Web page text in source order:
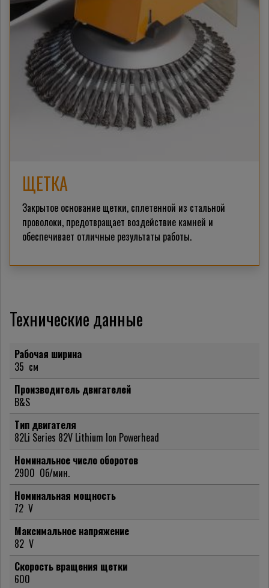
ЩЕТКА
Закрытое основание щетки, сплетенной из стальной
проволоки, предотвращает воздействие камней и
обеспечивает отличные результаты работы.
Технические данные
Рабочая ширина
35 см
Производитель двигателей
B&S
Тип двигателя
82Li Series 82V Lithium Ion Powerhead
Номинальное число оборотов
2900 Об/мин.
Номинальная мощность
72 V
Максимальное напряжение
82 V
Скорость вращения щетки
600